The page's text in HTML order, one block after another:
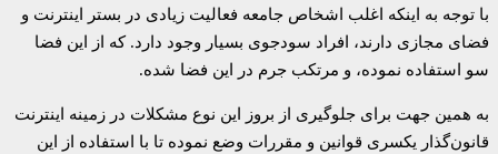
با توجه به اینکه اغلب اشخاص جامعه فعالیت زیادی در بستر اینترنت و
فضای مجازی دارند، افراد سودجوی بسیار وجود دارد. که از این فضا
سو استفاده نموده، و مرتکب جرم در این فضا شده.
به همین جهت برای جلوگیری از بروز این نوع مشکلات در زمینه اینترنت
قانون‌گذار یکسری قوانین و مقررات وضع نموده تا با استفاده از این